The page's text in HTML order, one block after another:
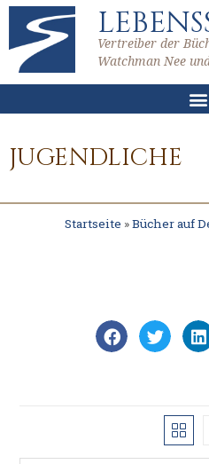
Vertreiber der
Watchman Nee
JUGENDLICHE
Startseite »Bücher auf